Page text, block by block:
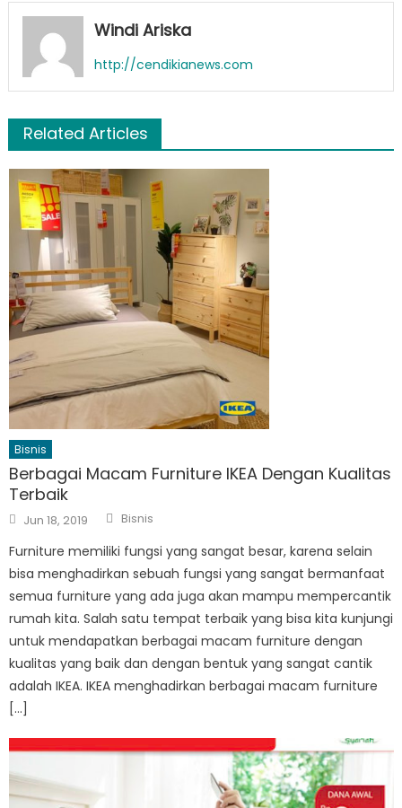
Windi Ariska
http://cendikianews.com
Related Articles
Bisnis
Berbagai Macam Furniture IKEA Dengan Kualitas
Terbaik
Posted
on
Jun 18, 2019 Author
Bisnis
Furniture memiliki fungsi yang sangat besar, karena selain
bisa menghadirkan sebuah fungsi yang sangat bermanfaat
semua furniture yang ada juga akan mampu mempercantik
rumah kita. Salah satu tempat terbaik yang bisa kita kunjungi
untuk mendapatkan berbagai macam furniture dengan
kualitas yang baik dan dengan bentuk yang sangat cantik
adalah IKEA. IKEA menghadirkan berbagai macam furniture
[…]